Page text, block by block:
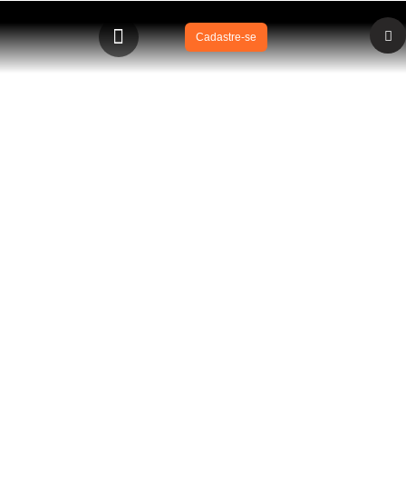
Cadastre-se